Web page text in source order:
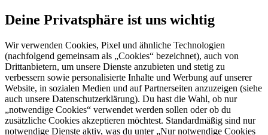
Deine Privatsphäre ist uns wichtig
Wir verwenden Cookies, Pixel und ähnliche Technologien
(nachfolgend gemeinsam als „Cookies“ bezeichnet), auch von
Drittanbietern, um unsere Dienste anzubieten und stetig zu
verbessern sowie personalisierte Inhalte und Werbung auf unserer
Website, in sozialen Medien und auf Partnerseiten anzuzeigen (siehe
auch unsere Datenschutzerklärung). Du hast die Wahl, ob nur
„notwendige Cookies“ verwendet werden sollen oder ob du
zusätzliche Cookies akzeptieren möchtest. Standardmäßig sind nur
notwendige Dienste aktiv, was du unter „Nur notwendige Cookies